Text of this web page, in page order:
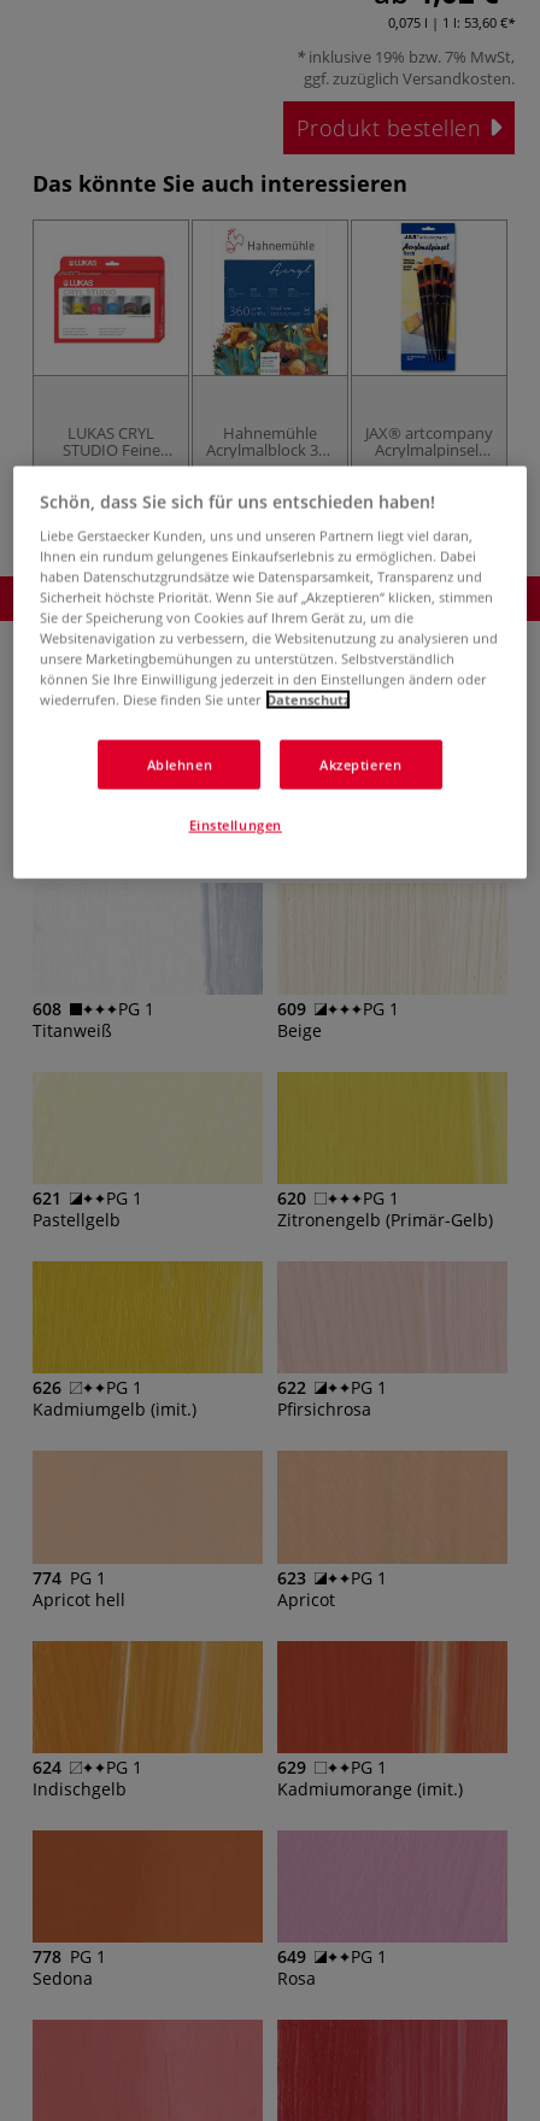
0,075 l | 1 l: 53,60 €
inklusive 19% bzw. 7% MwSt,
ggf. zuzüglich Versandkosten.
Produkt bestellen
Das könnte Sie auch interessieren
LUKAS CRYL
STUDIO Feine
Künstler-
Starterset
Hahnemühle
Acrylmalblock 360
g/qm
JAX® artcompany
Acrylmalpinsel-
Set, flach
Produkt bestellen
Bitte wählen Sie eine oder mehrere Farben aus:
608
PG 1
Titanweiß
609
PG 1
Beige
621
PG 1
Pastellgelb
620
PG 1
Zitronengelb (Primär-Gelb)
626
PG 1
Kadmiumgelb (imit.)
622
PG 1
Pfirsichrosa
774 PG 1
Apricot hell
623
PG 1
Apricot
624
PG 1
Indischgelb
629
PG 1
Kadmiumorange (imit.)
778 PG 1
Sedona
649
PG 1
Rosa
Schön, dass Sie sich für uns entschieden haben!
Liebe Gerstaecker Kunden, uns und unseren Partnern liegt viel daran,
Ihnen ein rundum gelungenes Einkaufserlebnis zu ermöglichen. Dabei
haben Datenschutzgrundsätze wie Datensparsamkeit, Transparenz und
Sicherheit höchste Priorität. Wenn Sie auf „Akzeptieren“ klicken, stimmen
Sie der Speicherung von Cookies auf Ihrem Gerät zu, um die
Websitenavigation zu verbessern, die Websitenutzung zu analysieren und
unsere Marketingbemühungen zu unterstützen. Selbstverständlich
können Sie Ihre Einwilligung jederzeit in den Einstellungen ändern oder
wiederrufen. Diese finden Sie unter Datenschutz
Ablehnen Akzeptieren
Einstellungen